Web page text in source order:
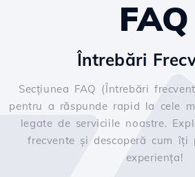
FAQ
Întrebări
Secțiunea FAQ (Întrebări
pentru a răspunde rapid la cele
legate de serviciile noastre.
frecvente și descoperă cum îți
experiența!